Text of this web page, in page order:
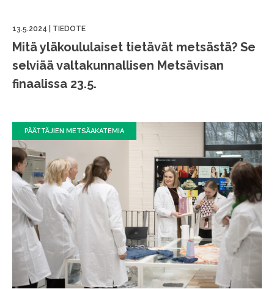
13.5.2024 TIEDOTE
Mitä yläkoululaiset tietävät metsästä? Se
selviää valtakunnallisen Metsävisan
finaalissa 23.5.
PÄÄTTÄJIEN METSÄAKATEMIA